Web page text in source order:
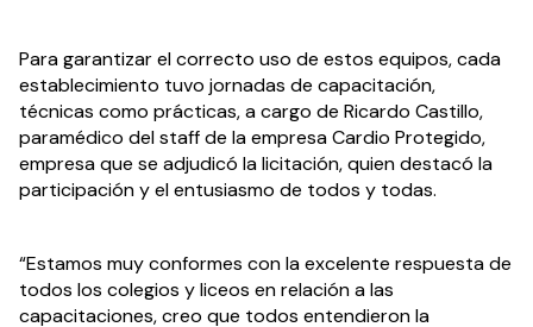
Para garantizar el correcto uso de estos equipos, cada
establecimiento tuvo jornadas de capacitación,
técnicas como prácticas, a cargo de Ricardo Castillo,
paramédico del staff de la empresa Cardio Protegido,
empresa que se adjudicó la licitación, quien destacó la
participación y el entusiasmo de todos y todas.
“Estamos muy conformes con la excelente respuesta de
todos los colegios y liceos en relación a las
capacitaciones, creo que todos entendieron la